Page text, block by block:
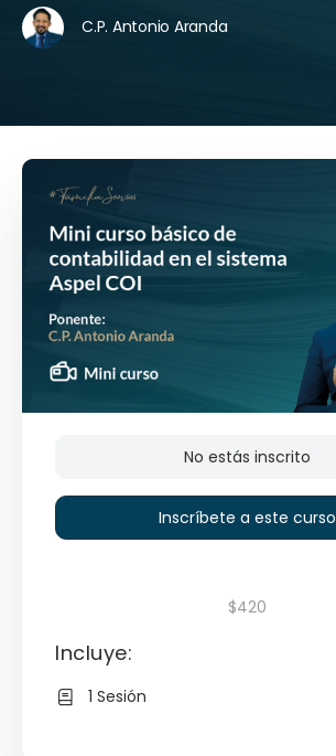
C.P. Antonio Aranda
No estás inscrito
Inscríbete a este curso
$420
Incluye:
1 Sesión